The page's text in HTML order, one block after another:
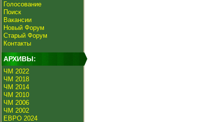
Голосование
Поиск
Вакансии
Новый Форум
Старый Форум
Контакты
АРХИВЫ:
ЧМ 2022
ЧМ 2018
ЧМ 2014
ЧМ 2010
ЧМ 2006
ЧМ 2002
ЕВРО 2024